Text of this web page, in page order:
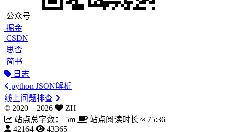
公众号
掘金
CSDN
思否
简书
日志
python JSON解析
线上问题排查
© 2020 – 2026
ZH
站点总字数：
5m 站点阅读时长 ≈ 75:36
42164
43365